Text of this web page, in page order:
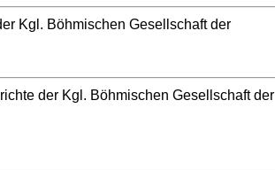
Kgl. Böhmischen Gesellschaft der
der Kgl. Böhmischen Gesellschaft der